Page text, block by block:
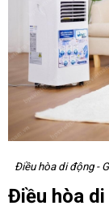
Điều hòa di động -
Điều hòa